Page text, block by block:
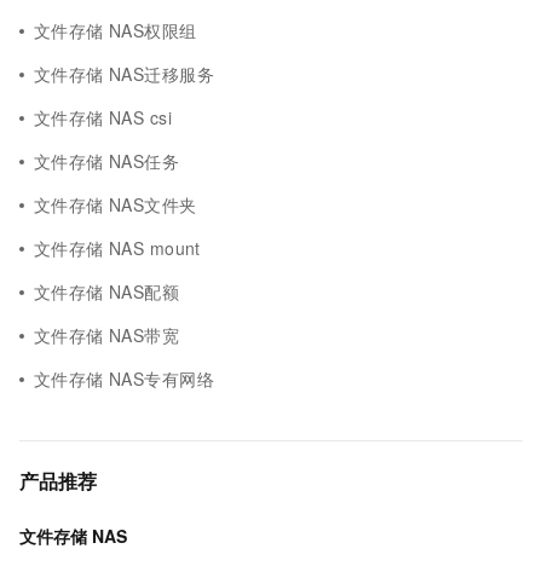
文件存储 NAS权限组
文件存储 NAS迁移服务
文件存储 NAS csi
文件存储 NAS任务
文件存储 NAS文件夹
文件存储 NAS mount
文件存储 NAS配额
文件存储 NAS带宽
文件存储 NAS专有网络
产品推荐
文件存储 NAS